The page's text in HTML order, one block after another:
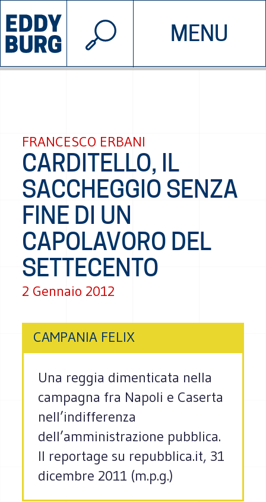
MENU
INIZIATIVE CHI SIAMO
© 2026 EDDYBURG
FRANCESCO ERBANI
CARDITELLO, IL
SACCHEGGIO SENZA
FINE DI UN
CAPOLAVORO DEL
SETTECENTO
2 Gennaio 2012
CAMPANIA FELIX
Una reggia dimenticata nella
campagna fra Napoli e Caserta
nell’indifferenza
dell’amministrazione pubblica.
Il reportage su repubblica.it, 31
dicembre 2011 (m.p.g.)